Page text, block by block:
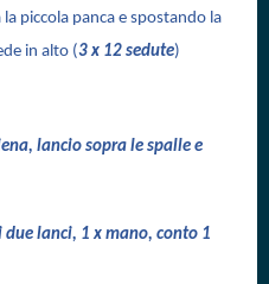
piccola panca e spostando la
in alto (3 x 12 sedute)
lancio sopra le spalle e
lanci, 1 x mano, conto 1